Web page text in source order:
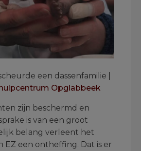
een dassenfamilie |
Opglabbeek
zijn beschermd en
is van een groot
belang verleent het
EZ een ontheffing. Dat is er